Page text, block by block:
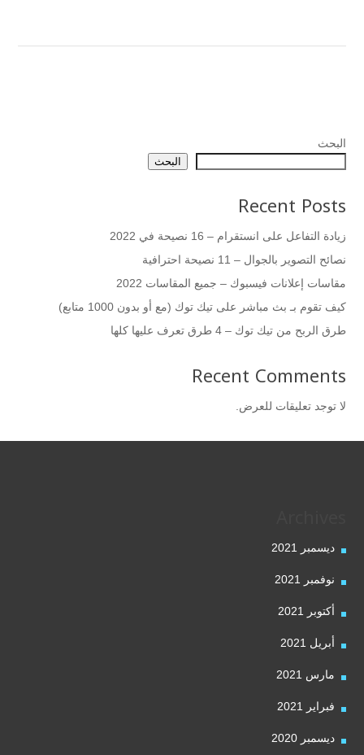
البحث
البحث
Recent Posts
زيادة التفاعل على انستقرام – 16 نصيحة في 2022
نصائح التصوير بالجوال – 11 نصيحة احترافية
مقاسات إعلانات فيسبوك – جميع المقاسات 2022
كيف تقوم بـ بث مباشر على تيك توك (مع أو بدون 1000 متابع)
طرق الربح من تيك توك – 4 طرق تعرف عليها كلها
Recent Comments
لا توجد تعليقات للعرض.
ديسمبر 2021
نوفمبر 2021
أكتوبر 2021
أبريل 2021
مارس 2021
فبراير 2021
ديسمبر 2020